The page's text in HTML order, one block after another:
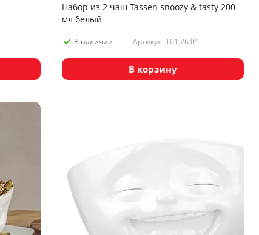
Набор из 2 чаш Tassen snoozy & tasty 200
мл белый
В наличии Артикул: T01.26.01
В корзину